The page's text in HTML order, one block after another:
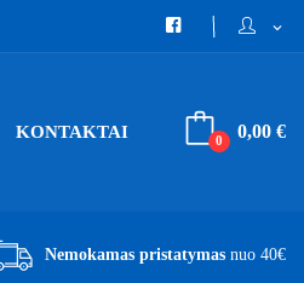
expand_more
KONTAKTAI 0,00 €
0
Nemokamas pristatymas nuo 40€